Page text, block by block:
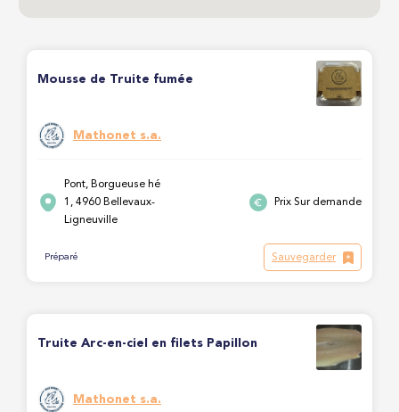
Mousse de Truite fumée
Mathonet s.a.
Pont, Borgueuse hé
1, 4960 Bellevaux-
Ligneuville
Prix Sur demande
Préparé Sauvegarder
Truite Arc-en-ciel en filets Papillon
Mathonet s.a.